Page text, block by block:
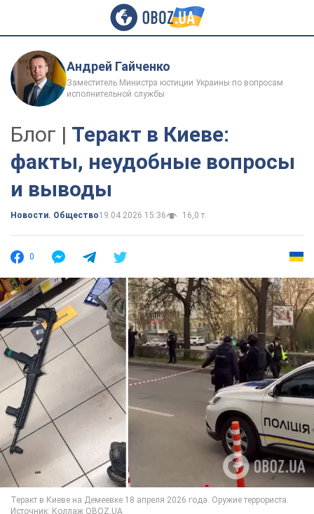
Андрей Гайченко
Заместитель Министра юстиции Украины по вопросам
исполнительной службы
Блог | Теракт в Киеве:
факты, неудобные вопросы
и выводы
Новости. Общество19.04.2026 15:36 16,0 т.
0